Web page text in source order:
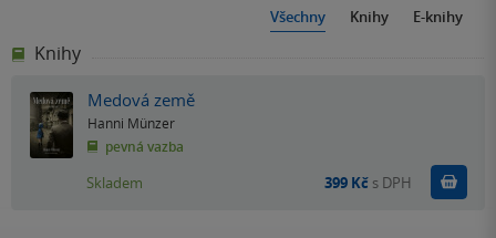
Všechny Knihy E-knihy
Knihy
Medová země
Hanni Münzer
pevná vazba
Skladem 399 Kč s DPH